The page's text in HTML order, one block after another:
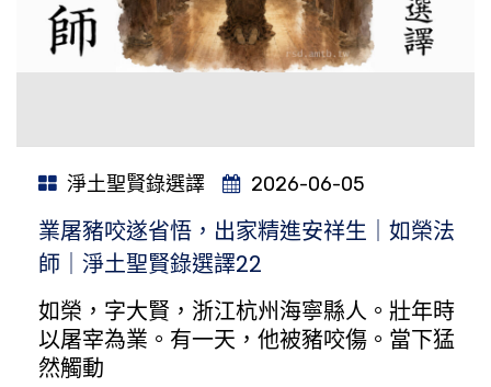
淨土聖賢錄選譯 2026-06-05
業屠豬咬遂省悟，出家精進安祥生｜如榮法
師｜淨土聖賢錄選譯22
如榮，字大賢，浙江杭州海寧縣人。壯年時
以屠宰為業。有一天，他被豬咬傷。當下猛
然觸動